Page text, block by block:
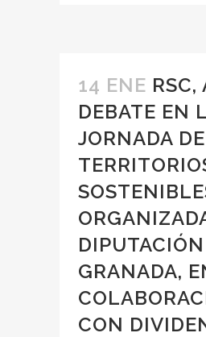
14 ENE RSC,
DEBATE EN
JORNADA DE
GRANADA,
CON